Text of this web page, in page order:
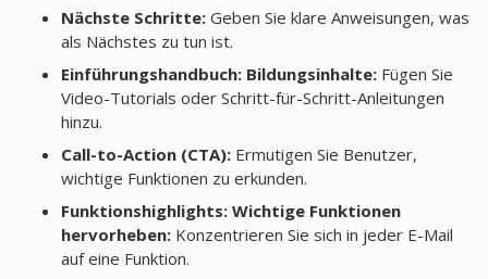
Nächste Schritte:Geben Sie klare Anweisungen, was
als Nächstes zu tun ist.
Einführungshandbuch: Bildungsinhalte:Fügen Sie
Video-Tutorials oder Schritt-für-Schritt-Anleitungen
hinzu.
Call-to-Action (CTA):Ermutigen Sie Benutzer,
wichtige Funktionen zu erkunden.
Funktionshighlights: Wichtige Funktionen
hervorheben:Konzentrieren Sie sich in jeder E-Mail
auf eine Funktion.